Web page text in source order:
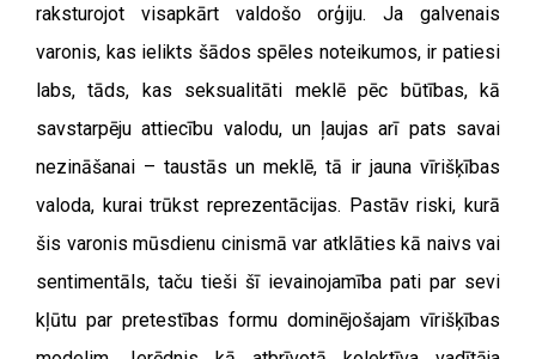
raksturojot visapkārt valdošo orģiju. Ja galvenais
varonis, kas ielikts šādos spēles noteikumos, ir patiesi
labs, tāds, kas seksualitāti meklē pēc būtības, kā
savstarpēju attiecību valodu, un ļaujas arī pats savai
nezināšanai – taustās un meklē, tā ir jauna vīrišķības
valoda, kurai trūkst reprezentācijas. Pastāv riski, kurā
šis varonis mūsdienu cinismā var atklāties kā naivs vai
sentimentāls, taču tieši šī ievainojamība pati par sevi
kļūtu par pretestības formu dominējošajam vīrišķības